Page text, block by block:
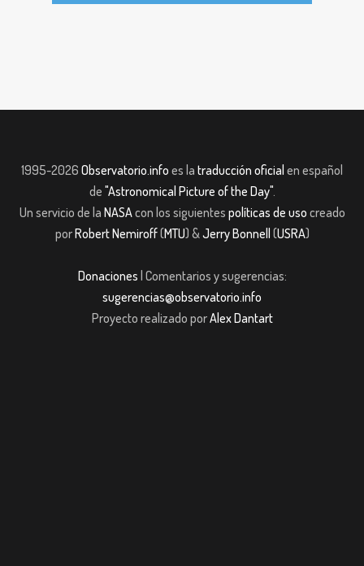
1995-2026 Observatorio.info es la traducción oficial en español
de "Astronomical Picture of the Day".
Un servicio de la NASAcon los siguientes políticas de uso creado
porRobert Nemiroff(MTU) &Jerry Bonnell (USRA)
Donaciones | Comentarios y sugerencias:
sugerencias@observatorio.info
Proyecto realizado porAlex Dantart